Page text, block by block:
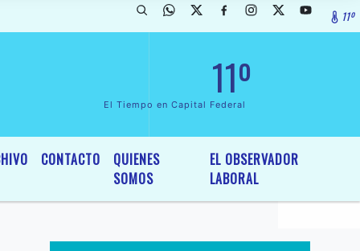
InterÃ©s General y Legislativo, por Ordenanza NÂº 6236/19 del 11º
11º
El Tiempo en Capital Federal
CONTACTO
QUIENES
SOMOS
EL OBSERVADOR
LABORAL